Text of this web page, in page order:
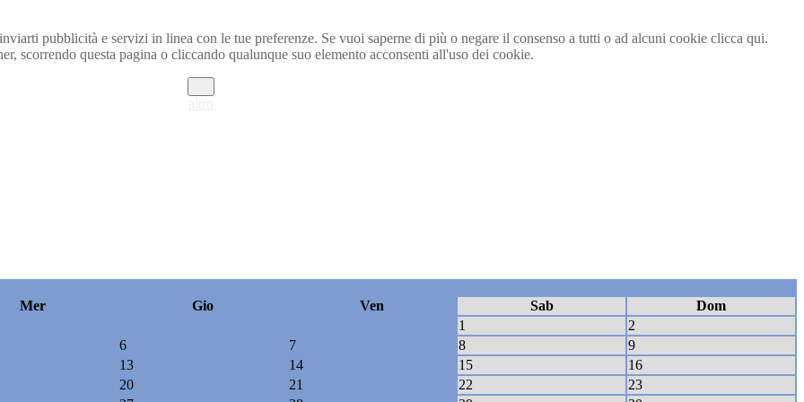
pubblicità e servizi in linea con le tue preferenze. Se vuoi saperne di più o negare il consenso a tutti o ad alcuni cookie clicca qui.
scorrendo questa pagina o cliccando qualunque suo elemento acconsenti all'uso dei cookie.
Mer Gio Ven Sab
Dom
1
2
6 7 8
9
13 14 15
16
20 21 22
23